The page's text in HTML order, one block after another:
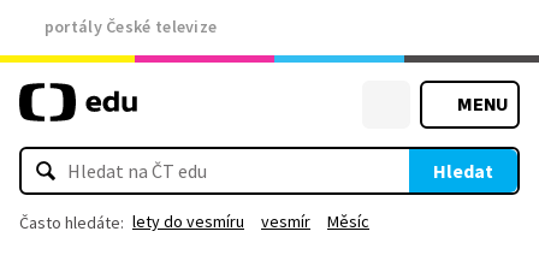
portály České televize
MENU
Hledat
Často hledáte: lety do vesmíru vesmír Měsíc